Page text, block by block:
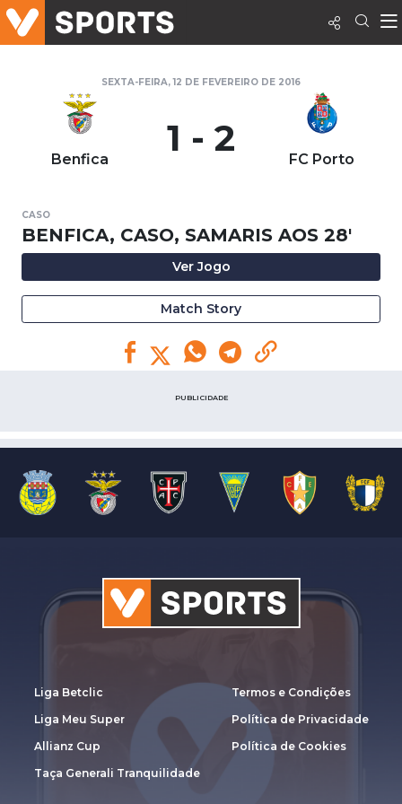
SEXTA-FEIRA, 12 DE FEVEREIRO DE 2016
Benfica 1 - 2 FC Porto
CASO
BENFICA, CASO, SAMARIS AOS 28'
Ver Jogo
Match Story
PUBLICIDADE
Liga Betclic
Liga Meu Super
Allianz Cup
Taça Generali Tranquilidade
Termos e Condições
Política de Privacidade
Política de Cookies